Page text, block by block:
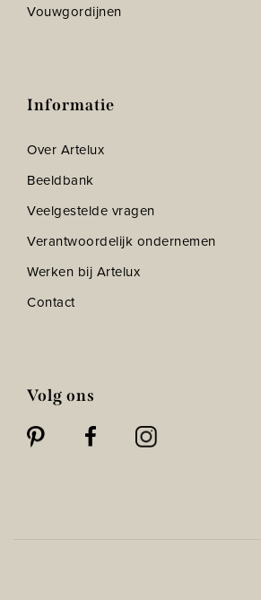
Vouwgordijnen
Informatie
Over Artelux
Beeldbank
Veelgestelde vragen
Verantwoordelijk ondernemen
Werken bij Artelux
Contact
Volg ons